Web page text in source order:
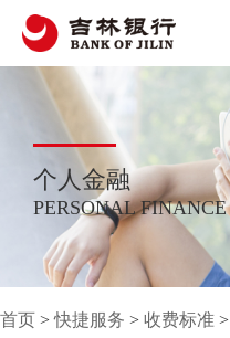
个人金融
PERSONAL FINANCE
首页 >快捷服务 > 收费标准 >